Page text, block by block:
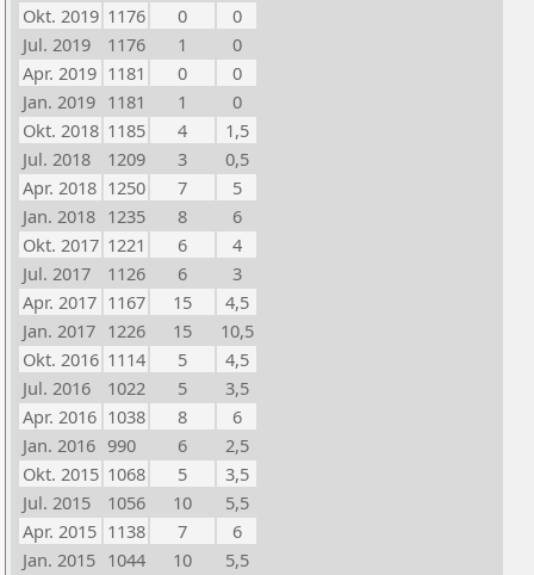
Okt. 2019 1176 0
0
Jul. 2019
1176 1
0
Apr. 2019 1181 0
0
Jan. 2019 1181 1
0
Okt. 2018 1185 4
1,5
Jul. 2018
1209 3
0,5
Apr. 2018 1250 7
5
Jan. 2018 1235 8
6
Okt. 2017 1221 6
4
Jul. 2017
1126 6
3
Apr. 2017 1167 15
4,5
Jan. 2017 1226 15
10,5
Okt. 2016 1114 5
4,5
Jul. 2016
1022 5
3,5
Apr. 2016 1038 8
6
Jan. 2016 990 6
2,5
Okt. 2015 1068 5
3,5
Jul. 2015
1056 10
5,5
Apr. 2015 1138 7
6
Jan. 2015 1044 10
5,5